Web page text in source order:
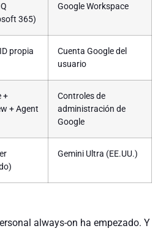
365)
Google Workspace
propia
Cuenta Google del
usuario
+
+ Agent
Controles de
administración de
Google
Gemini Ultra (EE.UU.)
always-on ha empezado. Y